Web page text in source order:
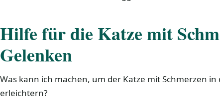
Hilfe für die Katze mit
Gelenken
Was kann ich machen, um der Katze mit Schmerzen in
erleichtern?